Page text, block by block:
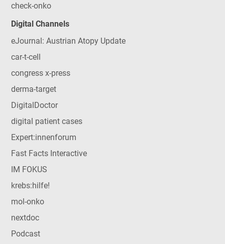
check-onko
Digital Channels
eJournal: Austrian Atopy Update
car-t-cell
congress x-press
derma-target
DigitalDoctor
digital patient cases
Expert:innenforum
Fast Facts Interactive
IM FOKUS
krebs:hilfe!
mol-onko
nextdoc
Podcast